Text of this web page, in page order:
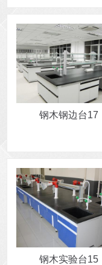
钢木钢边台17
钢木实验台15